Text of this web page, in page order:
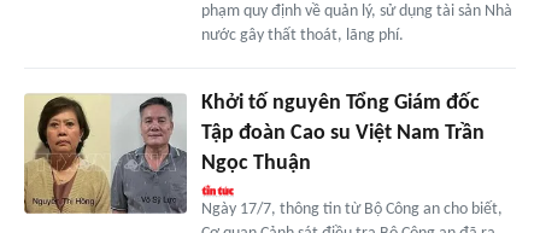
phạm quy định về quản lý, sử dụng tài sản Nhà
nước gây thất thoát, lãng phí.
Khởi tố nguyên Tổng Giám đốc
Tập đoàn Cao su Việt Nam Trần
Ngọc Thuận
Ngày 17/7, thông tin từ Bộ Công an cho biết,